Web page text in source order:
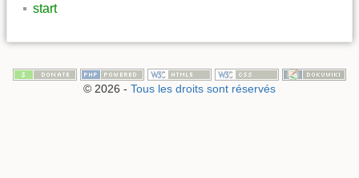
start
© 2026 - Tous les droits sont réservés